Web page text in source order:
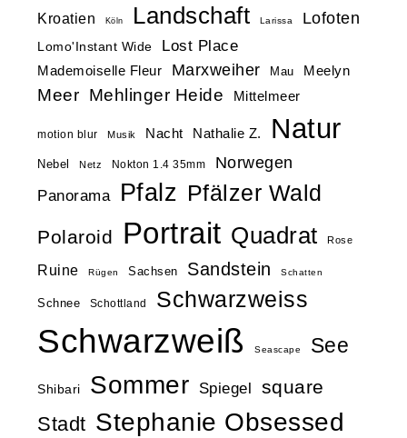
Kroatien Köln Landschaft Larissa Lofoten
Lomo'Instant Wide Lost Place
Mademoiselle Fleur Marxweiher Mau Meelyn
Meer Mehlinger Heide Mittelmeer
motion blur Musik Nacht Nathalie Z. Natur
Nebel Netz Nokton 1.4 35mm Norwegen
Panorama Pfalz Pfälzer Wald
Polaroid Portrait Quadrat Rose
Ruine Rügen Sachsen Sandstein Schatten
Schnee Schottland Schwarzweiss
Schwarzweiß Seascape See
Shibari Sommer Spiegel square
Stadt Stephanie Obsessed